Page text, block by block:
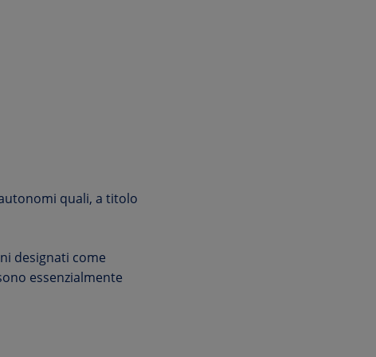
quali, a titolo
designati come
essenzialmente